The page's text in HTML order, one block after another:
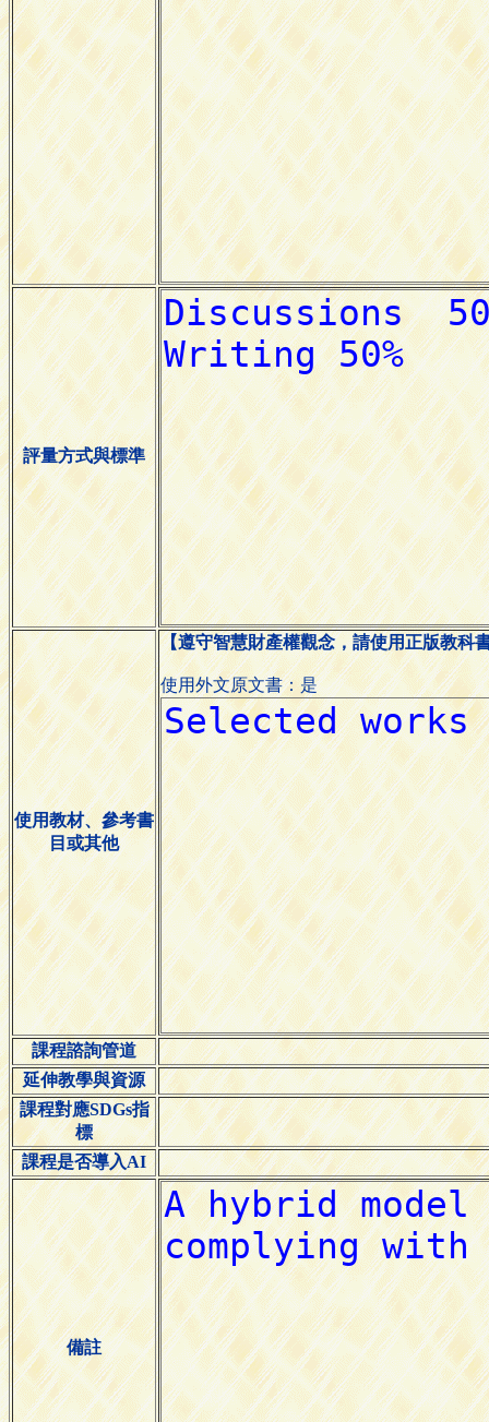
評量方式與標準
使用教材、參考書
目或其他
【遵守智慧財產權觀念，請使用正版教科
使用外文原文書：是
課程諮詢管道
延伸教學與資源
課程對應SDGs指
標
課程是否導入AI
備註